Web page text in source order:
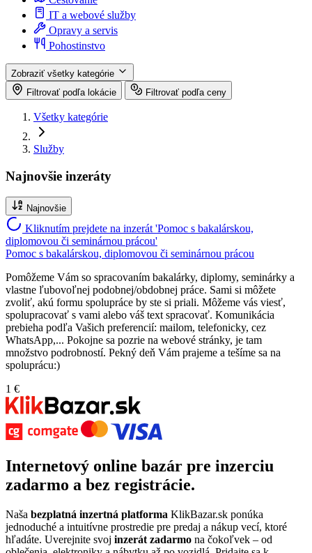
IT a webové služby
Opravy a servis
Pohostinstvo
Zobraziť všetky kategórie
Filtrovať podľa lokácie
Filtrovať podľa ceny
Všetky kategórie
Služby
Najnovšie inzeráty
Najnovšie
Kliknutím prejdete na inzerát 'Pomoc s bakalárskou,
diplomovou či seminárnou prácou'
Pomoc s bakalárskou, diplomovou či seminárnou prácou
Pomôžeme Vám so spracovaním bakalárky, diplomy, seminárky a
vlastne ľubovoľnej podobnej/obdobnej práce. Sami si môžete
zvoliť, akú formu spolupráce by ste si priali. Môžeme vás viesť,
spolupracovať s vami alebo váš text spracovať. Komunikácia
prebieha podľa Vašich preferencií: mailom, telefonicky, cez
WhatsApp,... Pokojne sa pozrie na webové stránky, je tam
množstvo podrobností. Pekný deň Vám prajeme a tešíme sa na
spoluprácu:)
1 €
Internetový online bazár pre inzerciu
zadarmo a bez registrácie.
Naša bezplatná inzertná platforma KlikBazar.sk ponúka
jednoduché a intuitívne prostredie pre predaj a nákup vecí, ktoré
hľadáte. Uverejnite svoj inzerát zadarmo na čokoľvek – od